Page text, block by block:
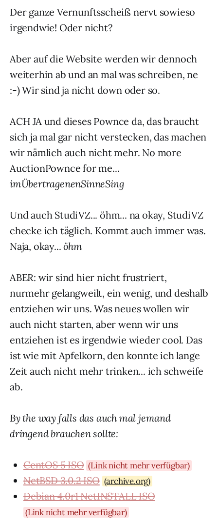
Der ganze Vernunftsscheiß nervt sowieso
irgendwie! Oder nicht?
Aber auf die Website werden wir dennoch
weiterhin ab und an mal was schreiben, ne
:-) Wir sind ja nicht down oder so.
ACH JA und dieses Pownce da, das braucht
sich ja mal gar nicht verstecken, das machen
wir nämlich auch nicht mehr. No more
AuctionPownce for me...
imÜbertragenenSinneSing
Und auch StudiVZ... öhm... na okay, StudiVZ
checke ich täglich. Kommt auch immer was.
Naja, okay...öhm
ABER: wir sind hier nicht frustriert,
nurmehr gelangweilt, ein wenig, und deshalb
entziehen wir uns. Was neues wollen wir
auch nicht starten, aber wenn wir uns
entziehen ist es irgendwie wieder cool. Das
ist wie mit Apfelkorn, den konnte ich lange
Zeit auch nicht mehr trinken... ich schweife
ab.
By the way falls das auch mal jemand
dringend brauchen sollte:
CentOS 5 ISO (Link nicht mehr verfügbar)
NetBSD 3.0.2 ISO (archive.org)
Debian 4.0r1 NetINSTALL ISO
(Link nicht mehr verfügbar)